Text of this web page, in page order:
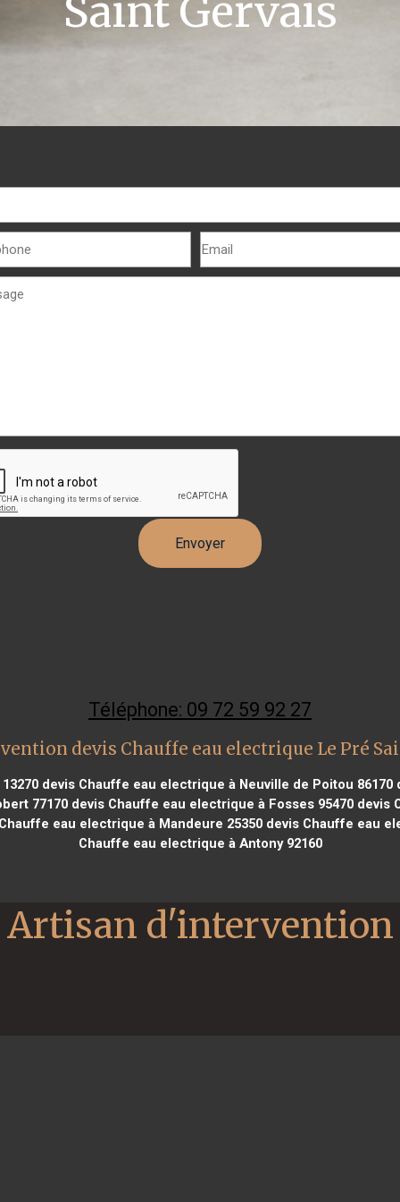
Saint Gervais
Téléphone: 09 72 59 92 27
devis Chauffe eau electrique Le Pré
devis Chauffe eau electrique à Neuville de Poitou 86170
77170 devis Chauffe eau electrique à Fosses 95470 devis
eau electrique à Mandeure 25350 devis Chauffe eau
Chauffe eau electrique à Antony 92160
Artisan d'intervention